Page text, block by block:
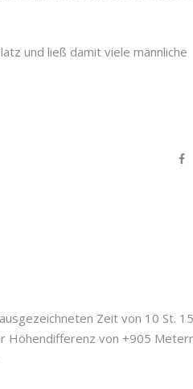
und ließ damit viele männliche
Zeit von 10 St.
Höhendifferenz von +905